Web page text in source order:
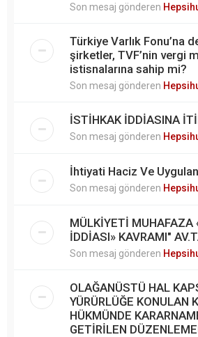
Son mesaj gönderen
Türkiye Varlık Fonu’na
şirketler, TVF’nin vergi
istisnalarına sahip mi?
Son mesaj gönderen
İSTİHKAK İDDİASINA
Son mesaj gönderen
İhtiyati Haciz Ve
Son mesaj gönderen
MÜLKİYETİ MUHAFAZA
İDDİASI» KAVRAMI"
Son mesaj gönderen
OLAĞANÜSTÜ HAL
YÜRÜRLÜĞE KONULAN
HÜKMÜNDE
GETİRİLEN